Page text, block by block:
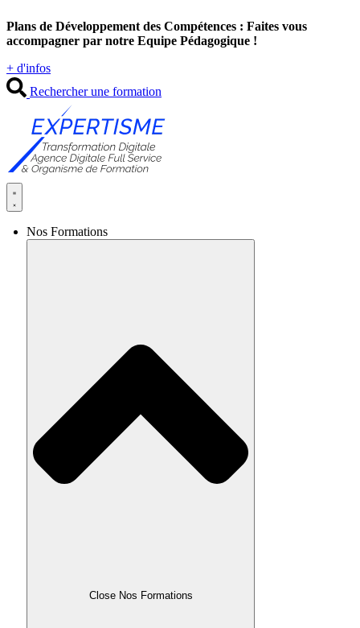
au
contenu
Plans de Développement des Compétences : Faites vous
accompagner par notre Equipe Pédagogique !
+ d'infos
Rechercher une formation
Nos Formations
Close Nos Formations